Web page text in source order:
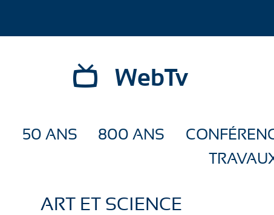
WebTv
50 ANS 800 ANS
ART ET SCIENCE